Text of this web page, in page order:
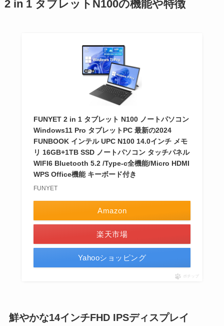
2 in 1 タブレットN100の機能や特徴
FUNYET 2 in 1 タブレット N100 ノートパソコン
Windows11 Pro タブレットPC 最新の2024
FUNBOOK インテル UPC N100 14.0インチ メモ
リ 16GB+1TB SSD ノートパソコン タッチパネル
WIFI6 Bluetooth 5.2 /Type-c全機能/Micro HDMI
WPS Office機能 キーボード付き
FUNYET
Amazon
楽天市場
Yahooショッピング
ポチップ
鮮やかな14インチFHD IPSディスプレイ